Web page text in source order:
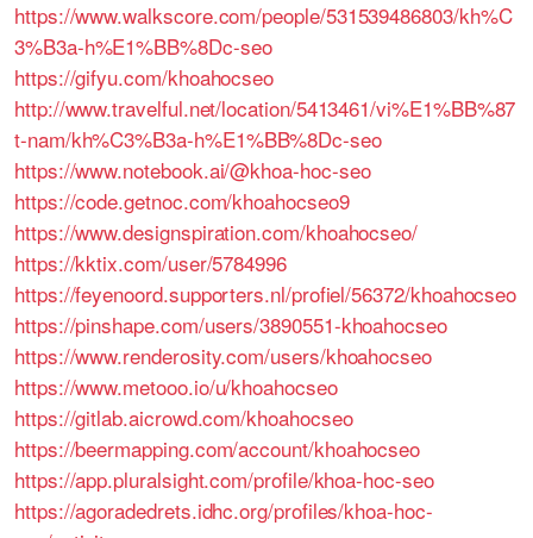
https://www.walkscore.com/people/531539486803/kh%C
3%B3a-h%E1%BB%8Dc-seo
https://gifyu.com/khoahocseo
http://www.travelful.net/location/5413461/vi%E1%BB%87
t-nam/kh%C3%B3a-h%E1%BB%8Dc-seo
https://www.notebook.ai/@khoa-hoc-seo
https://code.getnoc.com/khoahocseo9
https://www.designspiration.com/khoahocseo/
https://kktix.com/user/5784996
https://feyenoord.supporters.nl/profiel/56372/khoahocseo
https://pinshape.com/users/3890551-khoahocseo
https://www.renderosity.com/users/khoahocseo
https://www.metooo.io/u/khoahocseo
https://gitlab.aicrowd.com/khoahocseo
https://beermapping.com/account/khoahocseo
https://app.pluralsight.com/profile/khoa-hoc-seo
https://agoradedrets.idhc.org/profiles/khoa-hoc-